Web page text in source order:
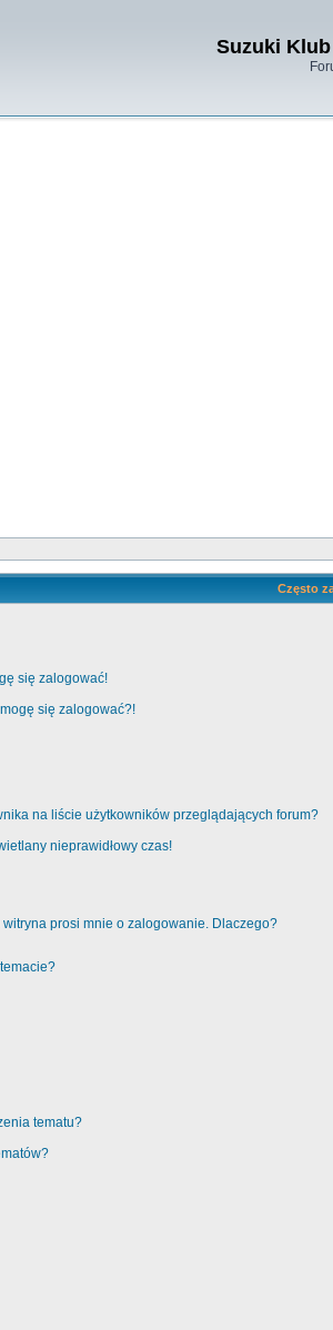
Suzuki
Często
się zalogować!
się zalogować?!
na liście użytkowników przeglądających forum?
nieprawidłowy czas!
prosi mnie o zalogowanie. Dlaczego?
tematu?